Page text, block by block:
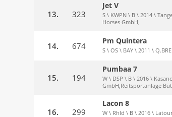
13. 323
Jet V
S \ KWPN \ B \ 2014 \
Horses GmbH,
14. 674
Pm Quintera
S \ OS \ BAY \ 2011 \
15. 194
Pumbaa 7
W \ DSP \ B \ 2016 \
GmbH,Reitsportanlage
16. 299
Lacon 8
W \ Rhld \ B \ 2016 \